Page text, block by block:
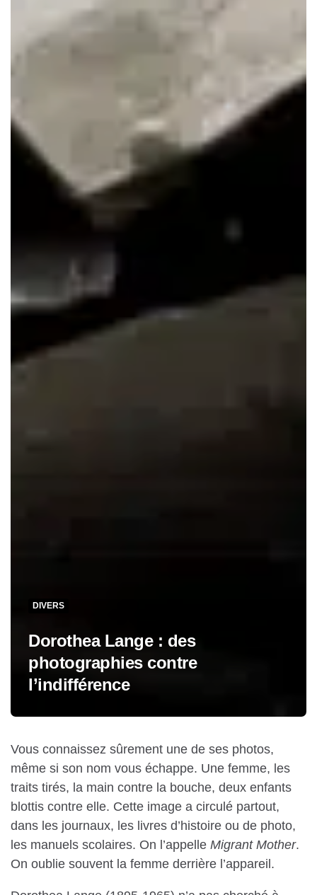
DIVERS
Dorothea Lange : des
photographies contre
l’indifférence
Vous connaissez sûrement une de ses photos,
même si son nom vous échappe. Une femme, les
traits tirés, la main contre la bouche, deux enfants
blottis contre elle. Cette image a circulé partout,
dans les journaux, les livres d’histoire ou de photo,
les manuels scolaires. On l’appelle Migrant Mother.
On oublie souvent la femme derrière l’appareil.